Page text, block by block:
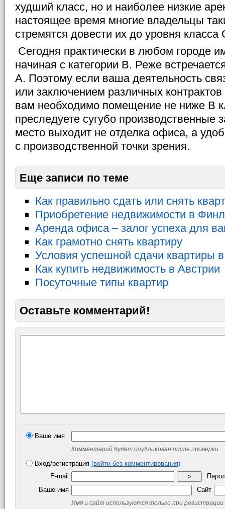
худший класс, но и наиболее низкие
настоящее время многие владельцы
стремятся довести их до уровня класса
Сегодня практически в любом городе
начиная с категории В. Реже
А. Поэтому если ваша деятельность
или заключением различных
вам необходимо помещение не ниже В
преследуете сугубо производственные
место выходит не отделка офиса, а
с производственной точки зрения.
Еще записи по теме
Как правильно сдать или снять
Приобретение недвижимости в
Аренда офиса – залог успеха для
Как грамотно снять квартиру
Условия успешной сдачи квартиры
Как купить недвижимость в Австрии
Посуточные типы квартир
Оставьте комментарий!
Ваше имя
Комментарий будет опубликован после проверки
Вход/регистрация (войти без комментирования)
E-mail
>
Ваше имя
Сайт
Имя и сайт используются только при регистрации